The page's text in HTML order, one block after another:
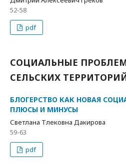
52-58
pdf
СОЦИАЛЬНЫЕ
СЕЛЬСКИХ
БЛОГЕРСТВО КАК НОВАЯ
ПЛЮСЫ И МИНУСЫ
Светлана Тлековна Дакирова
59-63
pdf